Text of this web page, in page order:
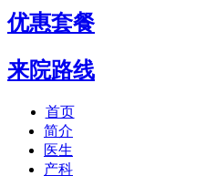
优惠套餐
来院路线
首页
简介
医生
产科